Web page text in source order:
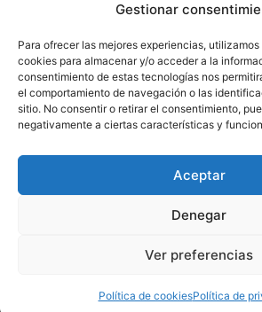
Gestionar
Para ofrecer las mejores experiencias,
cookies para almacenar y/o acceder a la
consentimiento de estas tecnologías nos
el comportamiento de navegación o las
sitio. No consentir o retirar el consentimiento,
negativamente a ciertas características y
Aceptar
Denegar
Ver preferencias
Política de cookiesPolítica de
Ping Pong
Nosotros
Atención al Cliente
Garantías
Política Devoluciones
Aviso
Política de
Polítíca de